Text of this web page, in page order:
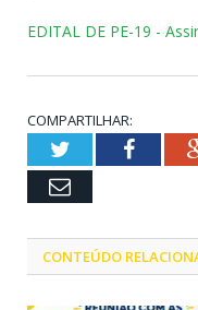
EDITAL DE PE-19 -
COMPARTILHAR:
Twitter
Email
CONTEÚDO